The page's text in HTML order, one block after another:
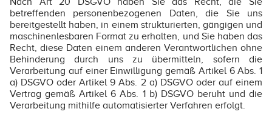
betreffenden personenbezogenen Daten, die Sie uns
bereitgestellt haben, in einem strukturierten, gängigen und
maschinenlesbaren Format zu erhalten, und Sie haben das
Recht, diese Daten einem anderen Verantwortlichen ohne
Behinderung durch uns zu übermitteln, sofern die
Verarbeitung auf einer Einwilligung gemäß Artikel 6 Abs. 1
a) DSGVO oder Artikel 9 Abs. 2 a) DSGVO oder auf einem
Vertrag gemäß Artikel 6 Abs. 1 b) DSGVO beruht und die
Verarbeitung mithilfe automatisierter Verfahren erfolgt.